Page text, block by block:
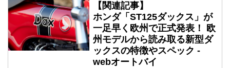
【関連記事】
ホンダ「ST125ダックス」が
一足早く欧州で正式発表！ 欧
州モデルから読み取る新型ダ
ックスの特徴やスペック -
webオートバイ